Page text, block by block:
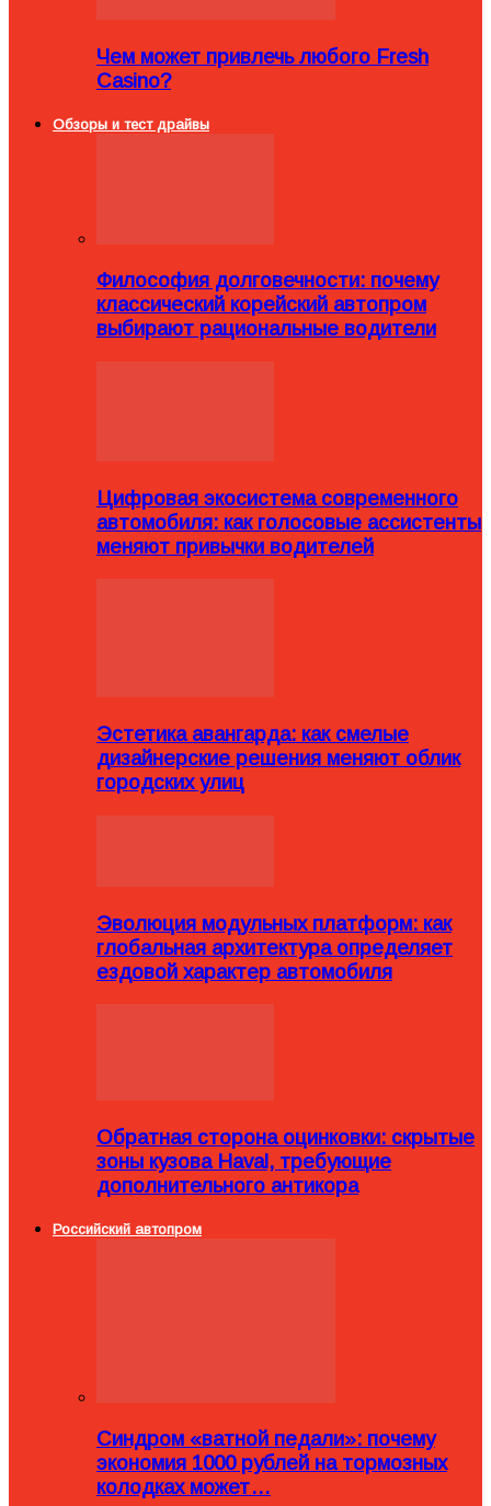
Чем может привлечь любого Fresh
Casino?
Обзоры и тест драйвы
Философия долговечности: почему
классический корейский автопром
выбирают рациональные водители
Цифровая экосистема современного
автомобиля: как голосовые ассистенты
меняют привычки водителей
Эстетика авангарда: как смелые
дизайнерские решения меняют облик
городских улиц
Эволюция модульных платформ: как
глобальная архитектура определяет
ездовой характер автомобиля
Обратная сторона оцинковки: скрытые
зоны кузова Haval, требующие
дополнительного антикора
Российский автопром
Синдром «ватной педали»: почему
экономия 1000 рублей на тормозных
колодках может…